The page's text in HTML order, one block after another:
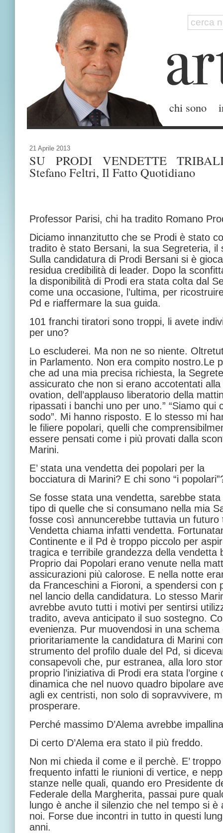
chi sono
21 Aprile 2013
SU PRODI VENDETTE
Stefano Feltri, Il Fatto Quotidiano
Professor Parisi, chi ha tradito Romano
Diciamo innanzitutto che se Prodi è stato
tradito è stato Bersani, la sua Segreteria, il
Sulla candidatura di Prodi Bersani si è
residua credibilità di leader. Dopo la
la disponibilità di Prodi era stata colta dal
come una occasione, l’ultima, per
Pd e riaffermare la sua guida.
101 franchi tiratori sono troppi, li avete
per uno?
Lo escluderei. Ma non ne so niente.
in Parlamento. Non era compito nostro.Le
che ad una mia precisa richiesta, la
assicurato che non si erano accotentati
ovation, dell’applauso liberatorio della
ripassati i banchi uno per uno.” “Siamo qui
sodo”. Mi hanno risposto. E lo stesso mi
le filiere popolari, quelli che
essere pensati come i più provati dalla
Marini.
E’ stata una vendetta dei popolari per la
bocciatura di Marini? E chi sono “i
Se fosse stata una vendetta, sarebbe
tipo di quelle che si consumano nella mia
fosse così annuncerebbe tuttavia un futuro
Vendetta chiama infatti vendetta.
Continente e il Pd è troppo piccolo per
tragica e terribile grandezza della vendetta
Proprio dai Popolari erano venute nella
assicurazioni più calorose. E nella notte
da Franceschini a Fioroni, a spendersi con
nel lancio della candidatura. Lo stesso
avrebbe avuto tutti i motivi per sentirsi
tradito, aveva anticipato il suo sostegno.
evenienza. Pur muovendosi in una
prioritariamente la candidatura di Marini
strumento del profilo duale del Pd, si
consapevoli che, pur estranea, alla loro
proprio l’iniziativa di Prodi era stata l’orgine
dinamica che nel nuovo quadro bipolare
agli ex centristi, non solo di sopravvivere,
prosperare.
Perché massimo D’Alema avrebbe
Di certo D’Alema era stato il più freddo.
Non mi chieda il come e il perchè. E’
frequento infatti le riunioni di vertice, e
stanze nelle quali, quando ero Presidente
Federale della Margherita, passai pure
lungo è anche il silenzio che nel tempo si è
noi. Forse due incontri in tutto in questi
anni.